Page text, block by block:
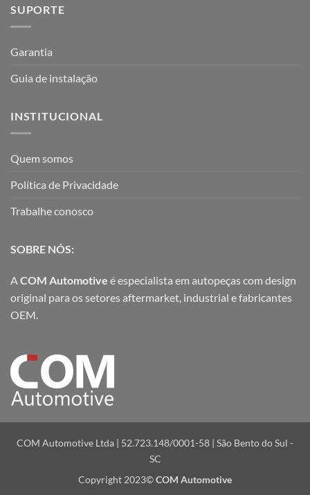
SUPORTE
Garantia
Guia de instalação
INSTITUCIONAL
Quem somos
Política de Privacidade
Trabalhe conosco
SOBRE NÓS:
ACOM Automotive é especialista em autopeças com design
original para os setores aftermarket, industrial e fabricantes
OEM.
COM Automotive Ltda | 52.723.148/0001-58 | São Bento do Sul -
SC
Copyright 2023©COM Automotive